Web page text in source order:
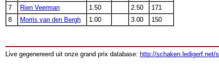
7
Rien Veerman 1.50 2.50
171
8
Morris van den Bergh 1.00 3.00 150
Live gegenereerd uit onze grand prix database: http://schaken.ledigerf.net/